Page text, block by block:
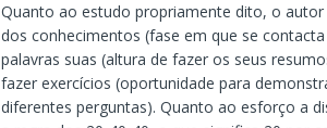
Quanto ao estudo propriamente dito, o
dos conhecimentos (fase em que se
palavras suas (altura de fazer os seus
fazer exercícios (oportunidade para
diferentes perguntas). Quanto ao esforço a